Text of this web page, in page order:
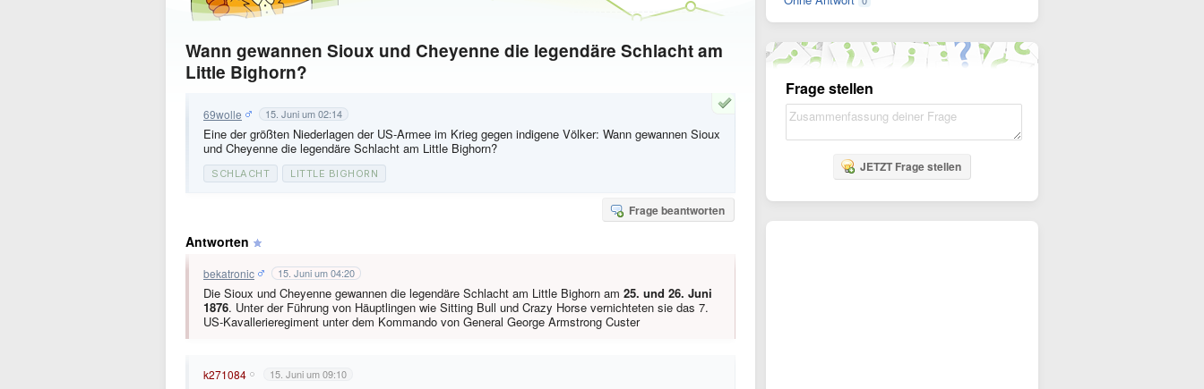
Wann gewannen Sioux und Cheyenne die legendäre Schlacht am
Little Bighorn?
69wolle 15. Juni um 02:14
Eine der größten Niederlagen der US-Armee im Krieg gegen indigene Völker: Wann gewannen Sioux
und Cheyenne die legendäre Schlacht am Little Bighorn?
SCHLACHT LITTLE BIGHORN
Frage beantworten
Antworten
bekatronic 15. Juni um 04:20
Die Sioux und Cheyenne gewannen die legendäre Schlacht am Little Bighorn am 25. und 26. Juni
1876. Unter der Führung von Häuptlingen wie Sitting Bull und Crazy Horse vernichteten sie das 7.
US-Kavallerieregiment unter dem Kommando von General George Armstrong Custer
k271084 15. Juni um 09:10
Frage stellen
JETZT Frage stellen